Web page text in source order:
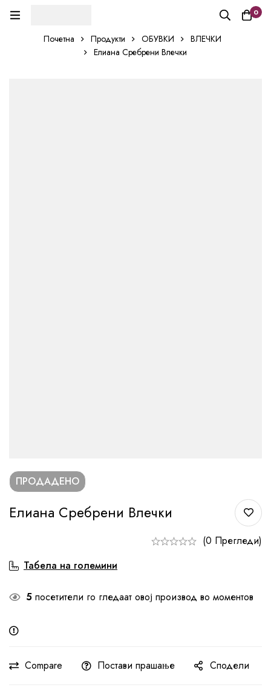
0
Почетна Продукти ОБУВКИ
ВЛЕЧКИ
Елиана Сребрени Влечки
ПРОДАДЕНО
Елиана Сребрени Влечки
(0 Прегледи)
Табела на големини
5 посетители го гледаат овој производ во моментов
Compare Постави прашање Сподели